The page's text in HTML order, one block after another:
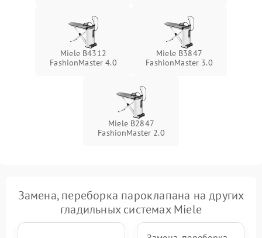
Подробнее →
Неисправность блока
питания
Подробнее →
1000 ₽
Неисправность кнопок
500 ₽
Неисправность
индикаторов (дисплея)
Miele B4312
FashionMaster 4.0
Miele B3847
FashionMaster 3.0
Miele B2847
FashionMaster 2.0
Замена, переборка пароклапана на других
гладильных системах Miele